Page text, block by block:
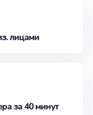
лицами
за 40 минут